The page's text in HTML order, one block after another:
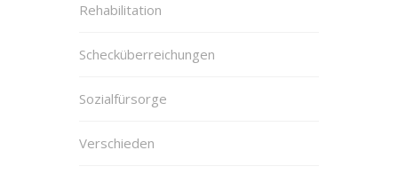
Rehabilitation
Schecküberreichungen
Sozialfürsorge
Verschieden